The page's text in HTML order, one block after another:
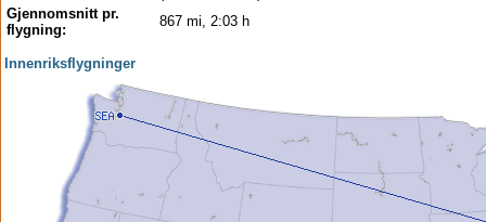
Gjennomsnitt pr.
flygning:
867 mi, 2:03 h
Innenriksflygninger